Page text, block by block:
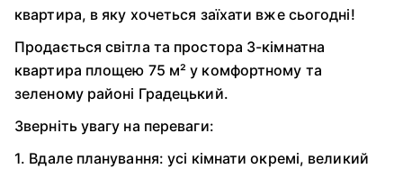
квартира, в яку хочеться заїхати вже сьогодні!
Продається світла та простора 3-кімнатна
квартира площею 75 м² у комфортному та
зеленому районі Градецький.
Зверніть увагу на переваги:
1. Вдале планування: усі кімнати окремі, великий